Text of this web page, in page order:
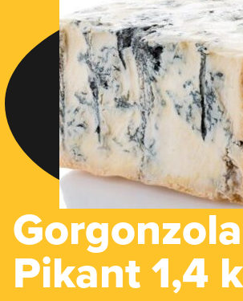
Gorgonzola
Pikant 1,4